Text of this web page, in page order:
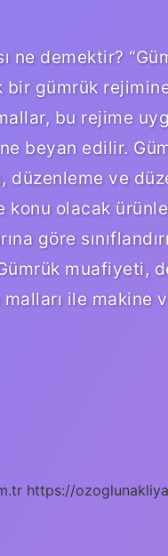
demektir?
gümrük
bu rejime
beyan edilir.
düzenleme ve
olacak
göre
muafiyeti,
ile
https://